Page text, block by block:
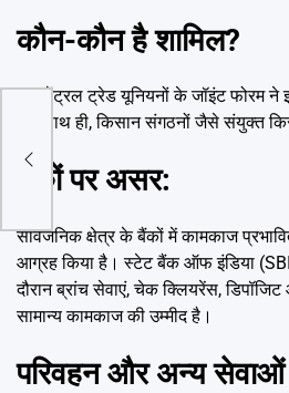
कौन-कौन है शामिल?
10 सेंट्रल ट्रेड यूनियनों के जॉइंट फोरम ने
हैं। साथ ही, किसान संगठनों जैसे संयुक्त
बैंकों पर असर:
सार्वजनिक क्षेत्र के बैंकों में कामकाज
आग्रह किया है। स्टेट बैंक ऑफ इंडिया
दौरान ब्रांच सेवाएं, चेक क्लियरेंस,
सामान्य कामकाज की उम्मीद है।
परिवहन और अन्य